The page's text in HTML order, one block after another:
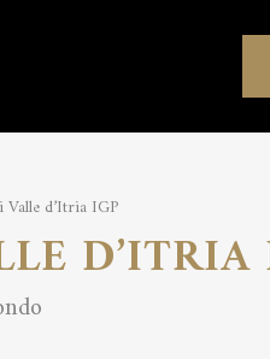
Valle d’Itria IGP
D’ITRIA